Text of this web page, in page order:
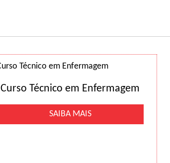
Curso Técnico em Enfermagem
SAIBA MAIS